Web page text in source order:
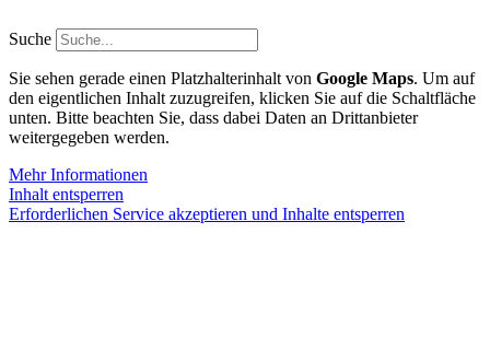
Inhalt
springen
Suche
Sie sehen gerade einen Platzhalterinhalt von Google Maps. Um auf
den eigentlichen Inhalt zuzugreifen, klicken Sie auf die Schaltfläche
unten. Bitte beachten Sie, dass dabei Daten an Drittanbieter
weitergegeben werden.
Mehr Informationen
Inhalt entsperren
Erforderlichen Service akzeptieren und Inhalte entsperren